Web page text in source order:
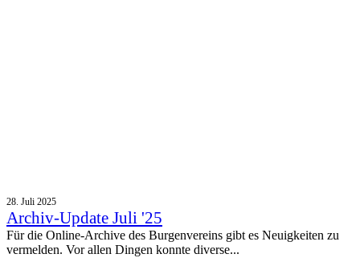
28. Juli 2025
Archiv-Update Juli '25
Für die Online-Archive des Burgenvereins gibt es Neuigkeiten zu
vermelden. Vor allen Dingen konnte diverse...